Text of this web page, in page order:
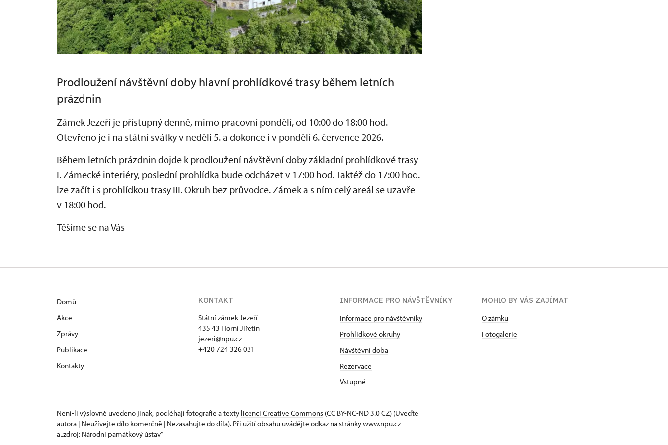
Prodloužení návštěvní doby hlavní prohlídkové trasy během letních
prázdnin
Zámek Jezeří je přístupný denně, mimo pracovní pondělí, od 10:00 do 18:00 hod.
Otevřeno je i na státní svátky v neděli 5. a dokonce i v pondělí 6. července 2026.
Během letních prázdnin dojde k prodloužení návštěvní doby základní prohlídkové trasy
I. Zámecké interiéry, poslední prohlídka bude odcházet v 17:00 hod. Taktéž do 17:00 hod.
lze začít i s prohlídkou trasy III. Okruh bez průvodce. Zámek a s ním celý areál se uzavře
v 18:00 hod.
Těšíme se na Vás
Domů
Akce
Zprávy
Publikace
Kontakty
KONTAKT
Státní zámek Jezeří
435 43 Horní Jiřetín
jezeri@npu.cz
+420 724 326 031
INFORMACE PRO NÁVŠTĚVNÍKY
Informace pro návštěvníky
Prohlídkové okruhy
Návštěvní doba
Rezervace
Vstupné
MOHLO BY VÁS ZAJÍMAT
O zámku
Fotogalerie
Není-li výslovně uvedeno jinak, podléhají fotografie a texty licenci Creative Commons (CC BY-NC-ND 3.0 CZ) (Uveďte
autora | Neužívejte dílo komerčně | Nezasahujte do díla). Při užití obsahu uvádějte odkaz na stránky www.npu.cz
a „zdroj: Národní památkový ústav“